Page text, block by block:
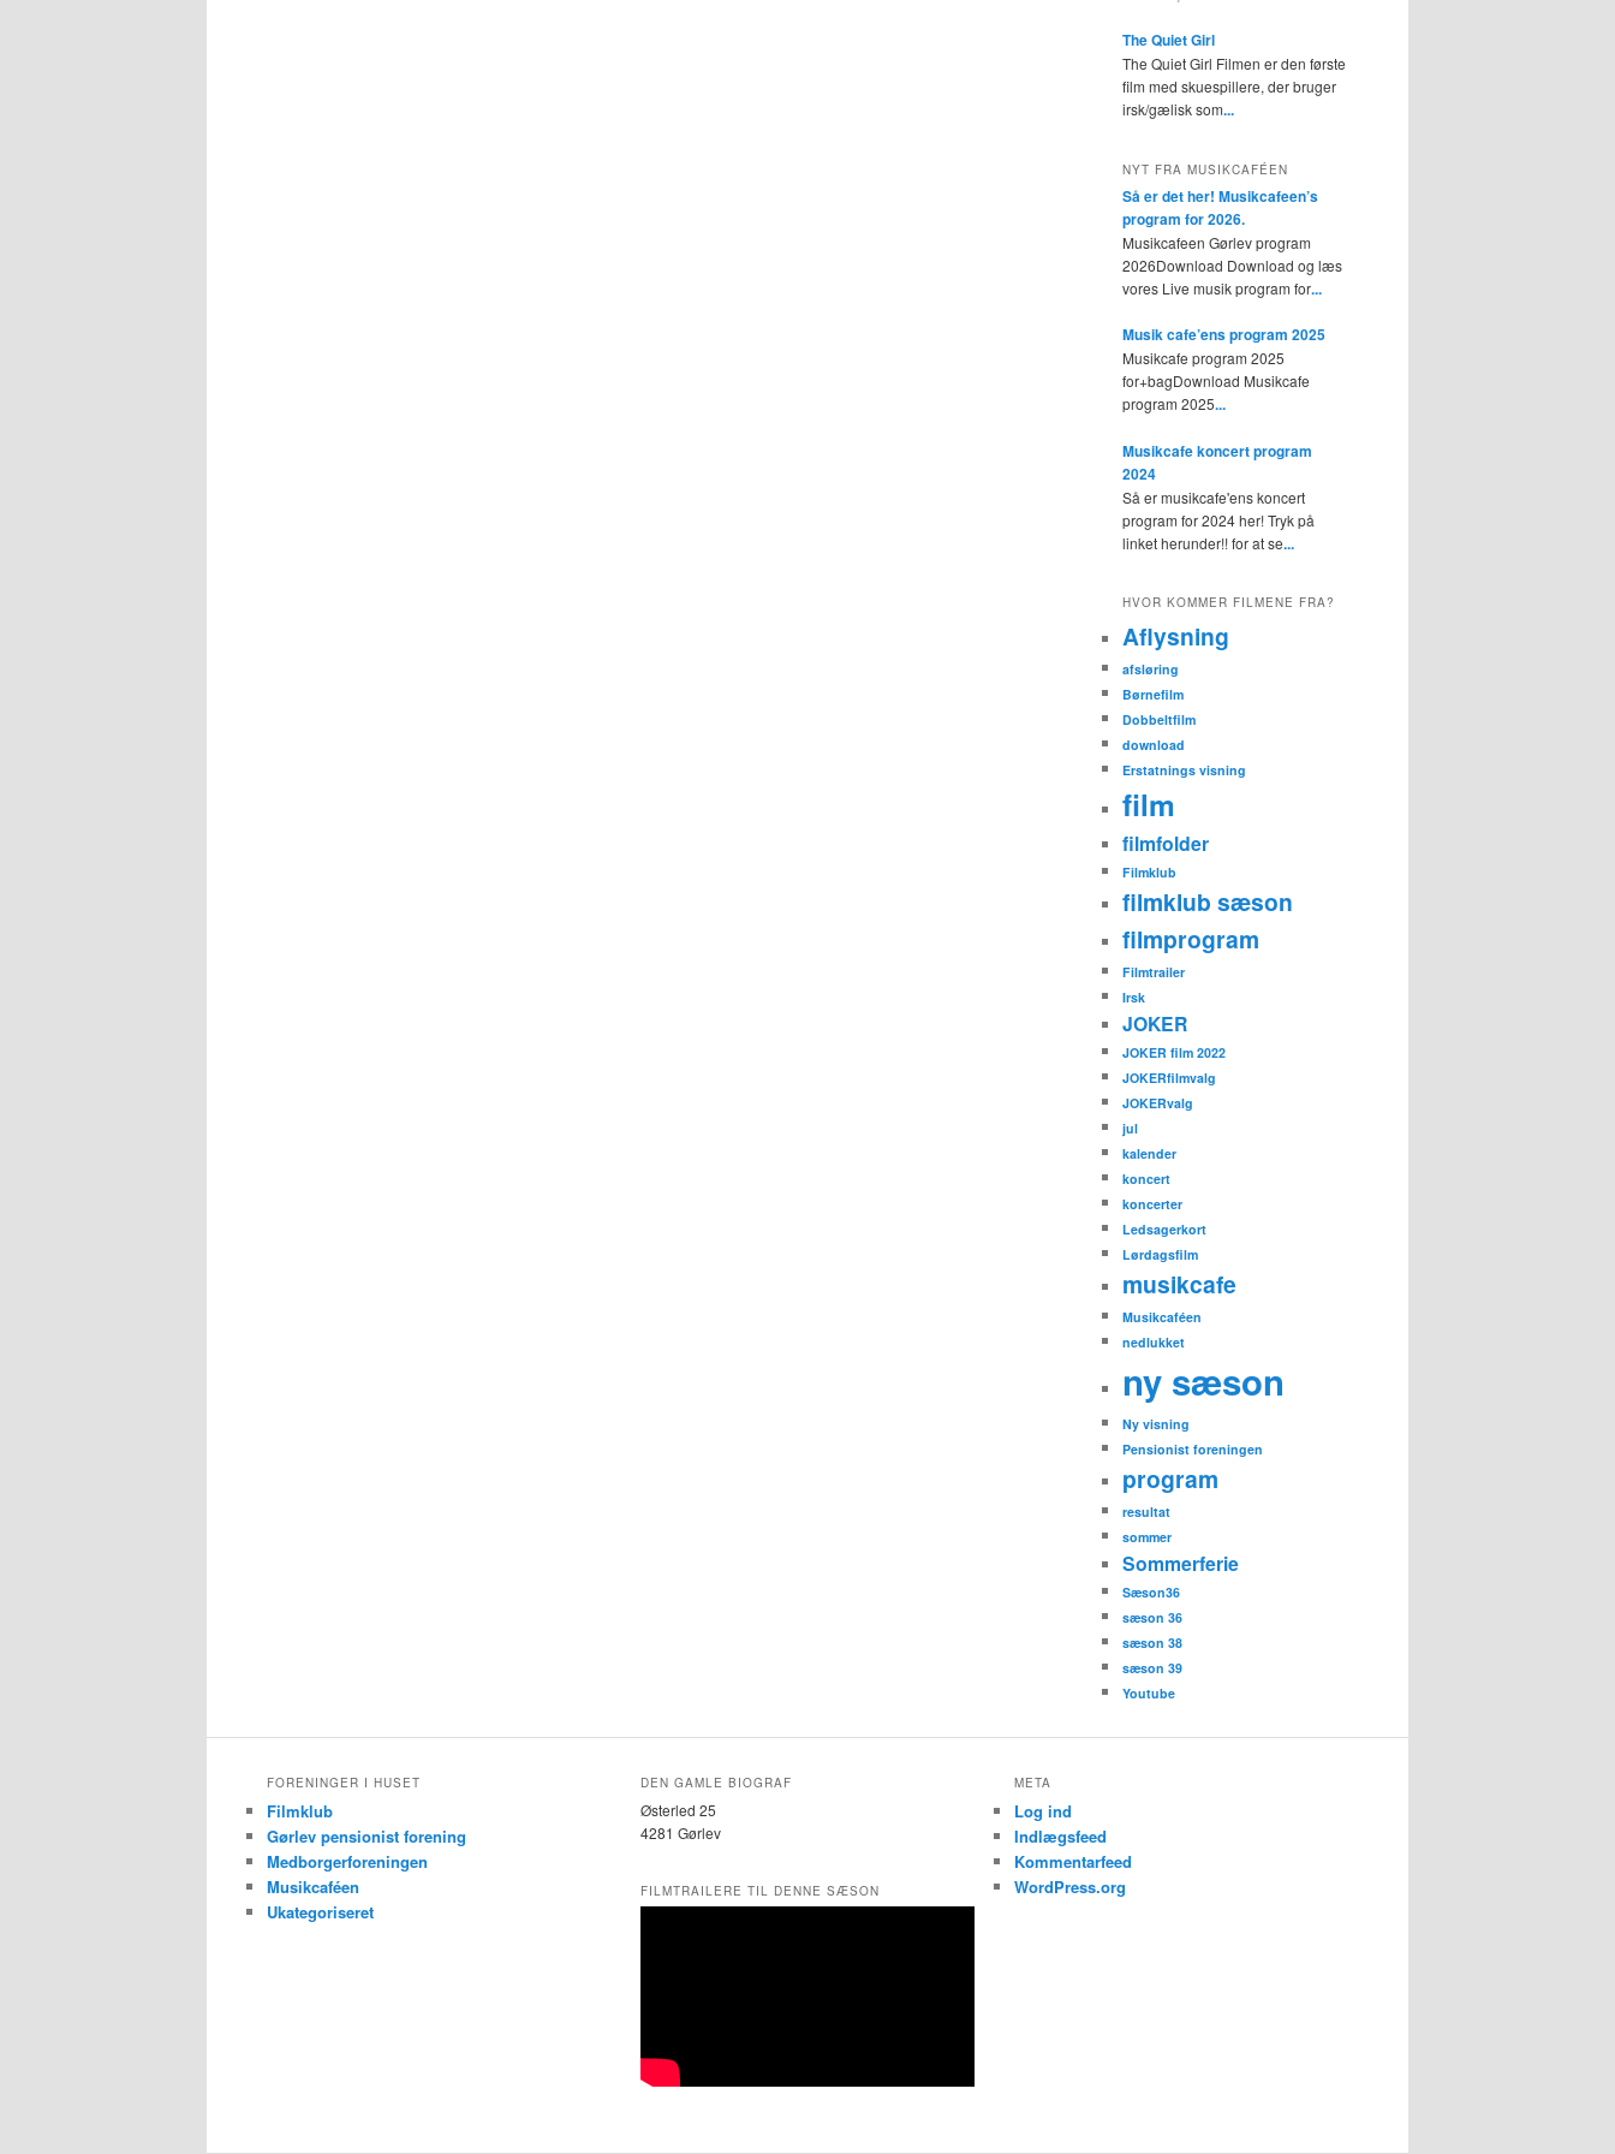
The Quiet Girl
The Quiet Girl Filmen er den første
film med skuespillere, der bruger
irsk/gælisk som...
NYT FRA MUSIKCAFÉEN
Så er det her! Musikcafeen’s
program for 2026.
Musikcafeen Gørlev program
2026Download Download og læs
vores Live musik program for...
Musik cafe’ens program 2025
Musikcafe program 2025
for+bagDownload Musikcafe
program 2025...
Musikcafe koncert program
2024
Så er musikcafe'ens koncert
program for 2024 her! Tryk på
linket herunder!! for at se...
HVOR KOMMER FILMENE FRA?
Aflysning
afsløring
Børnefilm
Dobbeltfilm
download
Erstatnings visning
film
filmfolder
Filmklub
filmklub sæson
filmprogram
Filmtrailer
Irsk
JOKER
JOKER film 2022
JOKERfilmvalg
JOKERvalg
jul
kalender
koncert
koncerter
Ledsagerkort
Lørdagsfilm
musikcafe
Musikcaféen
nedlukket
ny sæson
Ny visning
Pensionist foreningen
program
resultat
sommer
Sommerferie
Sæson36
sæson 36
sæson 38
sæson 39
Youtube
FORENINGER I HUSET
Filmklub
Gørlev pensionist forening
Medborgerforeningen
Musikcaféen
Ukategoriseret
DEN GAMLE BIOGRAF
Østerled 25
4281 Gørlev
FILMTRAILERE TIL DENNE SÆSON
META
Log ind
Indlægsfeed
Kommentarfeed
WordPress.org